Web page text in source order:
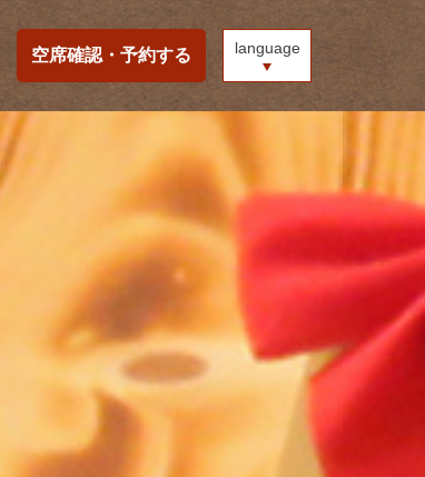
空席確認・予約する language